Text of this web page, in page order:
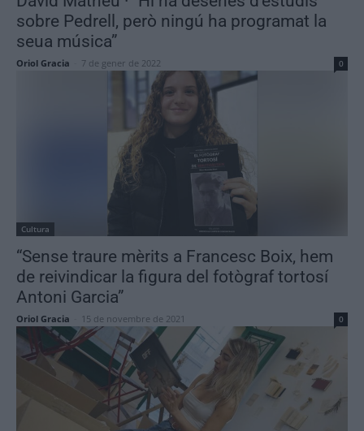
sobre Pedrell, però ningú ha programat la
seua música”
Oriol Gracia 7 de gener de 2022 0
Cultura
“Sense traure mèrits a Francesc Boix, hem
de reivindicar la figura del fotògraf tortosí
Antoni Garcia”
Oriol Gracia 15 de novembre de 2021 0